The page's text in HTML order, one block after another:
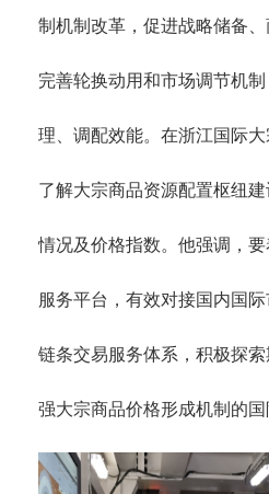
制机制改革，促进战略储备、
完善轮换动用和市场调节机
理、调配效能。在浙江国际
了解大宗商品资源配置枢纽
情况及价格指数。他强调，
服务平台，有效对接国内国
链条交易服务体系，积极探
强大宗商品价格形成机制的国